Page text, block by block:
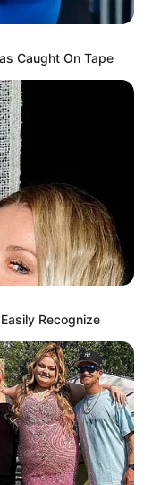
Caught On Tape
Recognize